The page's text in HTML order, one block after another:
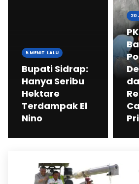
5 MENIT LALU
Bupati Sidrap:
Hanya Seribu
Hektare
Terdampak El
Nino
20